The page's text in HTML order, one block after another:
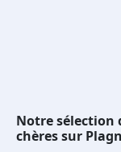
Notre sélection
chères sur